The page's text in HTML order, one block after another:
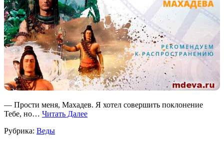
— Прости меня, Махадев. Я хотел совершить поклонение
Тебе, но… Читать Далее
Рубрика: Веды